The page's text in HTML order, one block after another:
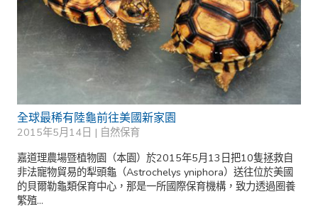
全球最稀有陸龜前往美國新家園
2015年5月14日 | 自然保育
嘉道理農場暨植物園（本園）於2015年5月13日把10隻拯救自
非法寵物貿易的犁頭龜（Astrochelys yniphora）送往位於美國
的貝爾勒龜類保育中心，那是一所國際保育機構，致力透過圈養
繁殖...